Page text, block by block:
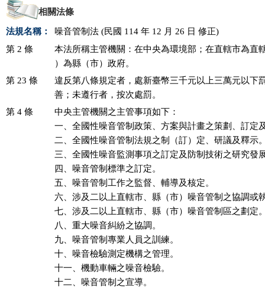
相關法條
法規名稱：
噪音管制法 (民國 114 年 12 月 26 日 修正)
第 2 條
本法所稱主管機關：在中央為環境部；在直轄市為直
）為縣（市）政府。
第 23 條
違反第八條規定者，處新臺幣三千元以上三萬元以下
善；未遵行者，按次處罰。
第 4 條
中央主管機關之主管事項如下：
一、全國性噪音管制政策、方案與計畫之策劃、訂定
二、全國性噪音管制法規之制（訂）定、研議及釋示
三、全國性噪音監測事項之訂定及防制技術之研究發
四、噪音管制標準之訂定。
五、噪音管制工作之監督、輔導及核定。
六、涉及二以上直轄市、縣（市）噪音管制之協調或
七、涉及二以上直轄市、縣（市）噪音管制區之劃定
八、重大噪音糾紛之協調。
九、噪音管制專業人員之訓練。
十、噪音檢驗測定機構之管理。
十一、機動車輛之噪音檢驗。
十二、噪音管制之宣導。